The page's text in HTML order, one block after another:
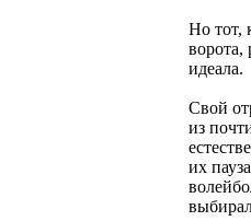
Но тот,
ворота,
идеала.
Свой
из
их